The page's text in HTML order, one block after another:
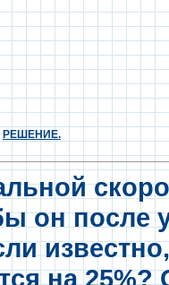
РЕШЕНИЕ.
он после
на 25%?